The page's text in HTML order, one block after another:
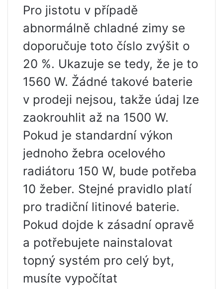
Pro jistotu v případě
abnormálně chladné zimy se
doporučuje toto číslo zvýšit o
20 %. Ukazuje se tedy, že je to
1560 W. Žádné takové baterie
v prodeji nejsou, takže údaj lze
zaokrouhlit až na 1500 W.
Pokud je standardní výkon
jednoho žebra ocelového
radiátoru 150 W, bude potřeba
10 žeber. Stejné pravidlo platí
pro tradiční litinové baterie.
Pokud dojde k zásadní opravě
a potřebujete nainstalovat
topný systém pro celý byt,
musíte vypočítat